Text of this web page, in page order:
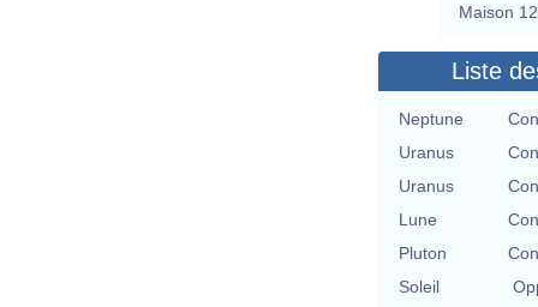
Maison 12
Liste
Neptune
Uranus
Uranus
Lune
Pluton
Soleil